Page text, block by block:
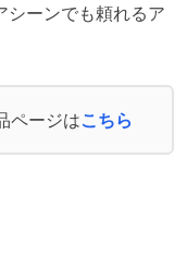
シーンでも頼れるア
ページはこちら